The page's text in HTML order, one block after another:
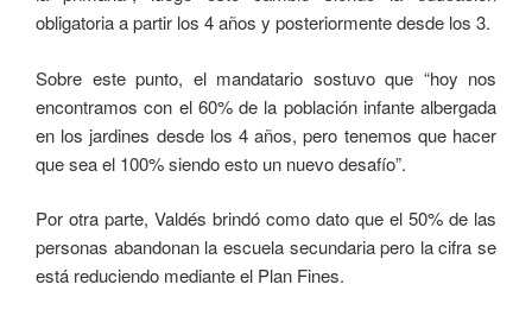
obligatoria a partir los 4 años y posteriormente desde los 3.
Sobre este punto, el mandatario sostuvo que “hoy nos
encontramos con el 60% de la población infante albergada
en los jardines desde los 4 años, pero tenemos que hacer
que sea el 100% siendo esto un nuevo desafío”.
Por otra parte, Valdés brindó como dato que el 50% de las
personas abandonan la escuela secundaria pero la cifra se
está reduciendo mediante el Plan Fines.